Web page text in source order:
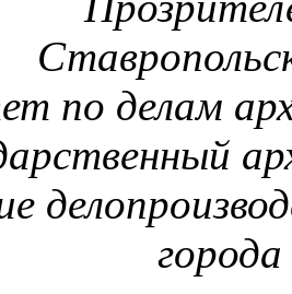
по делам